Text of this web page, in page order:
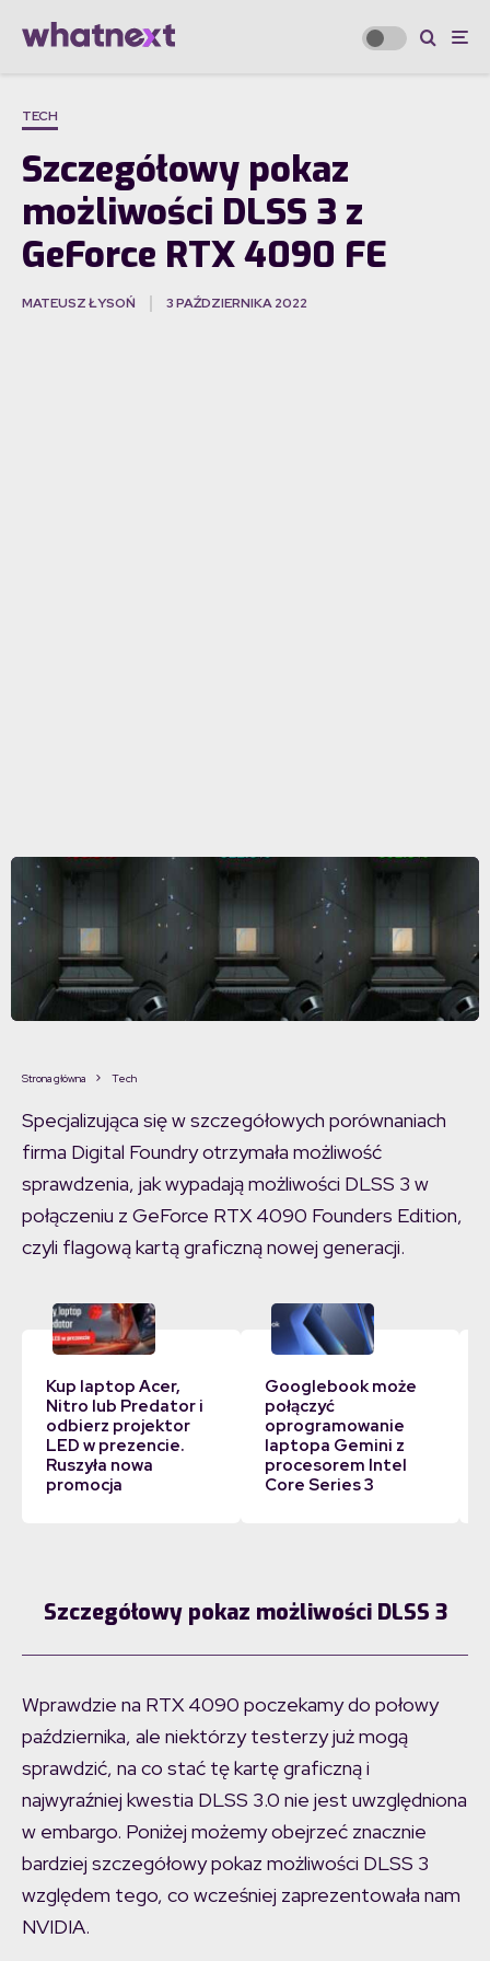
TECH
Szczegółowy pokaz
możliwości DLSS 3 z
GeForce RTX 4090 FE
MATEUSZ ŁYSOŃ 3 PAŹDZIERNIKA 2022
Strona główna Tech
Specjalizująca się w szczegółowych porównaniach
firma Digital Foundry otrzymała możliwość
sprawdzenia, jak wypadają możliwości DLSS 3 w
połączeniu z GeForce RTX 4090 Founders Edition,
czyli flagową kartą graficzną nowej generacji.
Kup laptop Acer,
Nitro lub Predator i
odbierz projektor
LED w prezencie.
Ruszyła nowa
promocja
Googlebook może
połączyć
oprogramowanie
laptopa Gemini z
procesorem Intel
Core Series 3
Szczegółowy pokaz możliwości DLSS 3
Wprawdzie na RTX 4090 poczekamy do połowy
października, ale niektórzy testerzy już mogą
sprawdzić, na co stać tę kartę graficzną i
najwyraźniej kwestia DLSS 3.0 nie jest uwzględniona
w embargo. Poniżej możemy obejrzeć znacznie
bardziej szczegółowy pokaz możliwości DLSS 3
względem tego, co wcześniej zaprezentowała nam
NVIDIA.